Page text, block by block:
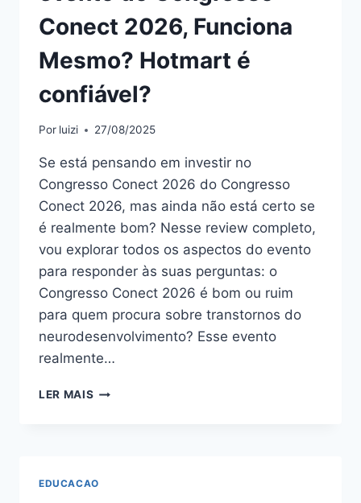
Conect 2026, Funciona
Mesmo? Hotmart é
confiável?
Por luizi 27/08/2025
Se está pensando em investir no
Congresso Conect 2026 do Congresso
Conect 2026, mas ainda não está certo se
é realmente bom? Nesse review completo,
vou explorar todos os aspectos do evento
para responder às suas perguntas: o
Congresso Conect 2026 é bom ou ruim
para quem procura sobre transtornos do
neurodesenvolvimento? Esse evento
realmente…
LER MAIS CONGRESSO
EDUCACAO